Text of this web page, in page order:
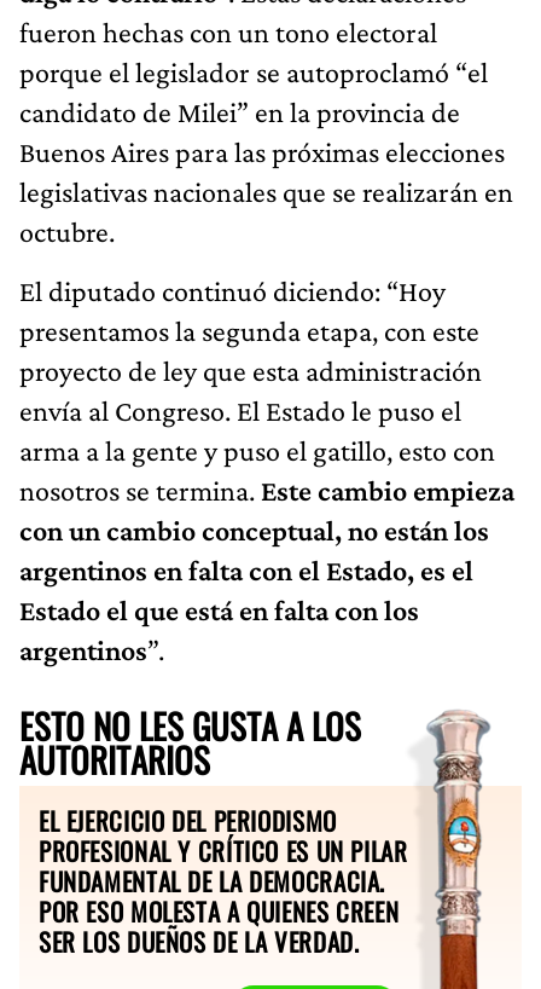
fueron hechas con un tono electoral
porque el legislador se autoproclamó “el
candidato de Milei” en la provincia de
Buenos Aires para las próximas elecciones
legislativas nacionales que se realizarán en
octubre.
El diputado continuó diciendo: “Hoy
presentamos la segunda etapa, con este
proyecto de ley que esta administración
envía al Congreso. El Estado le puso el
arma a la gente y puso el gatillo, esto con
nosotros se termina. Este cambio empieza
con un cambio conceptual, no están los
argentinos en falta con el Estado, es el
Estado el que está en falta con los
argentinos”.
ESTO NO LES GUSTA A LOS
AUTORITARIOS
EL EJERCICIO DEL PERIODISMO
PROFESIONAL Y CRÍTICO ES UN PILAR
FUNDAMENTAL DE LA DEMOCRACIA.
POR ESO MOLESTA A QUIENES CREEN
SER LOS DUEÑOS DE LA VERDAD.